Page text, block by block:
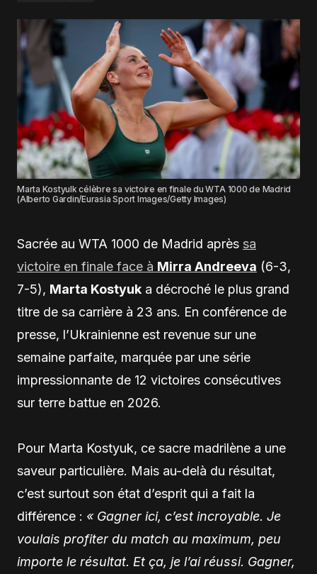
Marta Kostyulk célèbre sa victoire en finale du WTA 1000 de Madrid
(Alberto Gardin/Eurasia Sport Images/Getty Images)
Sacrée au WTA 1000 de Madrid après sa
victoire en finale face à Mirra Andreeva (6-3,
7-5), Marta Kostyuk a décroché le plus grand
titre de sa carrière à 23 ans. En conférence de
presse, l’Ukrainienne est revenue sur une
semaine parfaite, marquée par une série
impressionnante de 12 victoires consécutives
sur terre battue en 2026.
Pour Marta Kostyuk, ce sacre madrilène a une
saveur particulière. Mais au-delà du résultat,
c’est surtout son état d’esprit qui a fait la
différence : « Gagner ici, c’est incroyable. Je
voulais profiter du match au maximum, peu
importe le résultat. Et ça, je l’ai réussi. Gagner,